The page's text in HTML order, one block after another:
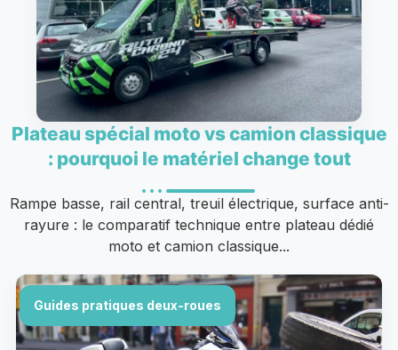
Plateau spécial moto vs camion classique
: pourquoi le matériel change tout
Rampe basse, rail central, treuil électrique, surface anti-
rayure : le comparatif technique entre plateau dédié
moto et camion classique...
Guides pratiques deux-roues